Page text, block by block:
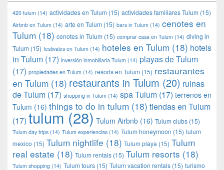
420 tulum (14) actividades en Tulum (15) actividades familiares Tulum (15)
Airbnb en Tulum (14) arte en Tulum (15) bars in Tulum (14) cenotes en
Tulum (18) cenotes in Tulum (15) comprar casa en Tulum (14) diving in
Tulum (15) festivales en Tulum (14) hoteles en Tulum (18) hotels
in Tulum (17) inversión inmobiliaria Tulum (14) playas de Tulum
(17) propiedades en Tulum (14) resorts en Tulum (15) restaurantes
en Tulum (18) restaurants in Tulum (20) ruinas
de Tulum (17) shopping in Tulum (14) spa Tulum (17) terrenos en
Tulum (16) things to do in tulum (18) tiendas en Tulum
(17) tulum(28) Tulum Airbnb (16) Tulum clubs (15)
Tulum day trips (14) Tulum experiencias (14) Tulum honeymoon (15) tulum
mexico (15) Tulum nightlife (18) Tulum playa (15) Tulum
real estate (18) Tulum rentals (15) Tulum resorts (18)
Tulum shopping (14) Tulum tours (15) Tulum vacation rentals (15) turismo